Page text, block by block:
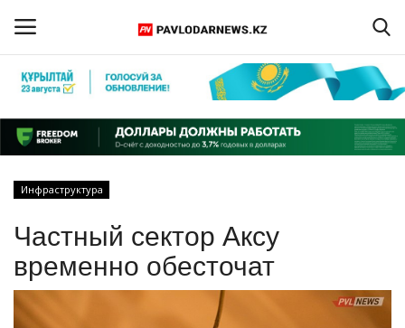
Регистрация
Главная
ПАВЛОДАРСКАЯ ОБЛАСТЬ
КАЗАХСТАН
Инфраструктура
Частный сектор Аксу
временно обесточат